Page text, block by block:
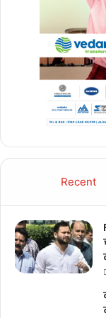
isha ambani
Recent